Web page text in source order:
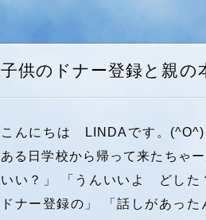
子供のドナー登録と親の
こんにちは LINDAです。
ある日学校から帰って来たちゃ
いい？」 「うんいいよ どし
ドナー登録の」 「話しがあっ